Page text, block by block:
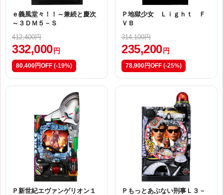
ｅ義風堂々！！～兼続と慶次
～３ＤＭ５－Ｓ
412,400円
332,000 円
80,400円OFF (-19%)
Ｐ地獄少女 Ｌｉｇｈｔ Ｆ
ＶＢ
314,100円
235,200 円
78,900円OFF (-25%)
Ｐ新世紀エヴァンゲリオン１
Ｐもっとあぶない刑事Ｌ３－